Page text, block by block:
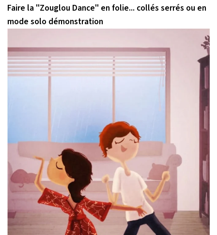
Faire la "Zouglou Dance" en folie... collés serrés ou en
mode solo démonstration